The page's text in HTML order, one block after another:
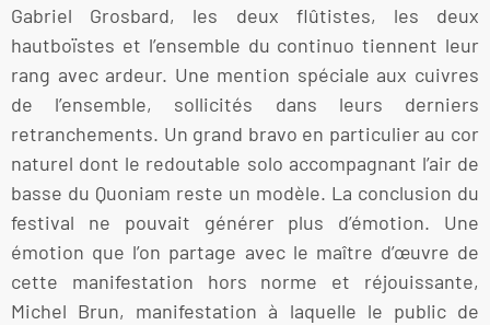
Gabriel Grosbard, les deux flûtistes, les deux
hautboïstes et l’ensemble du continuo tiennent leur
rang avec ardeur. Une mention spéciale aux cuivres
de l’ensemble, sollicités dans leurs derniers
retranchements. Un grand bravo en particulier au cor
naturel dont le redoutable solo accompagnant l’air de
basse du Quoniam reste un modèle. La conclusion du
festival ne pouvait générer plus d’émotion. Une
émotion que l’on partage avec le maître d’œuvre de
cette manifestation hors norme et réjouissante,
Michel Brun, manifestation à laquelle le public de